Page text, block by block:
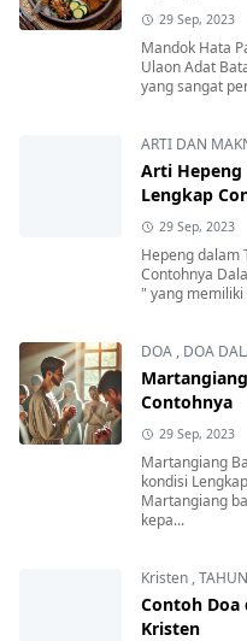
29 Sep, 2023
Mandok Hata
Ulaon Adat
yang sangat
ARTI DAN
Arti Hepeng
Lengkap
29 Sep, 2023
Hepeng dalam
Contohnya
" yang
DOA , DOA
Contohnya
29 Sep, 2023
Martangiang
kondisi
Martangiang
kepa...
Kristen ,
Contoh Doa
Kristen